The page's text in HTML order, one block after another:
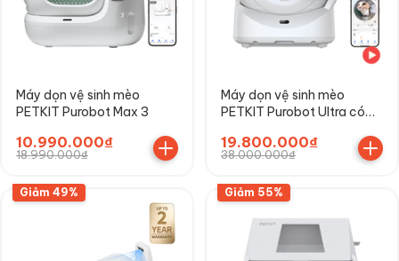
Máy dọn vệ sinh mèo
PETKIT Purobot Max 3
10.990.000₫
18.990.000₫
Máy dọn vệ sinh mèo
PETKIT Purobot Ultra có
19.800.000₫
38.000.000₫
Giảm 49% Giảm 55%